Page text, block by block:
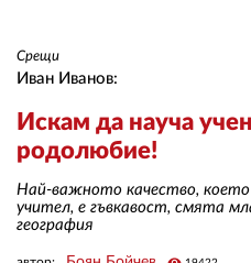
Срещи
Иван Иванов:
Искам да науча
родолюбие!
Най-важното качество,
учител, е гъвкавост, смята
география